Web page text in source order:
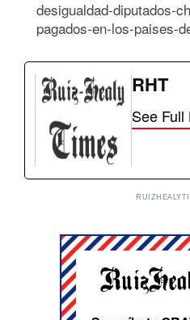
desigualdad-diputados-
pagados-en-los-paises-
RHT
See Full